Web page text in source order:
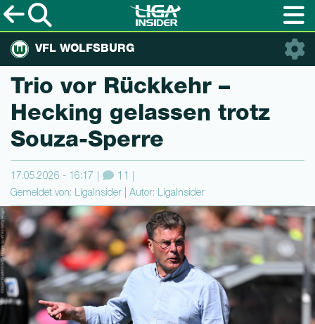
VFL WOLFSBURG
Trio vor Rückkehr –
Hecking gelassen trotz
Souza-Sperre
17.05.2026 - 16:17 11
Gemeldet von: LigaInsider | Autor: LigaInsider